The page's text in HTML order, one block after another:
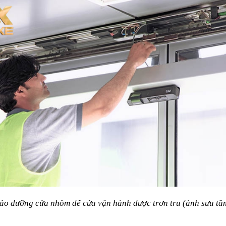
dưỡng cửa nhôm để cửa vận hành được trơn tru (ảnh sưu